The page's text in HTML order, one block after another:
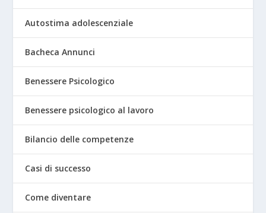
Autostima adolescenziale
Bacheca Annunci
Benessere Psicologico
Benessere psicologico al lavoro
Bilancio delle competenze
Casi di successo
Come diventare